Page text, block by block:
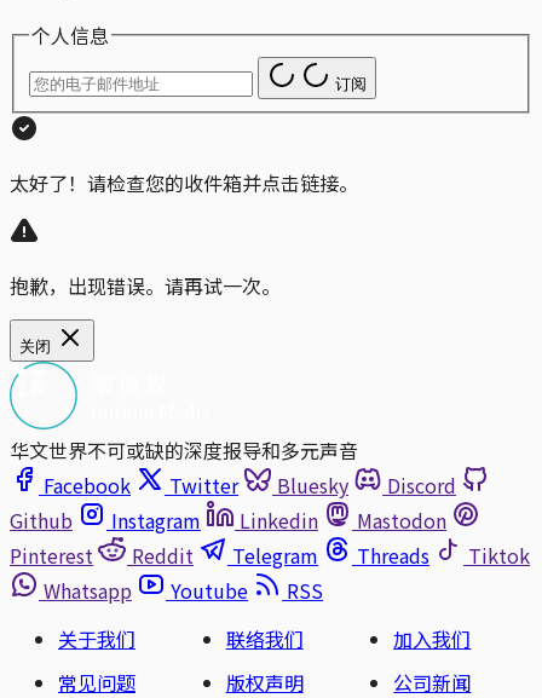
个人信息
订阅
太好了！请检查您的收件箱并点击链接。
抱歉，出现错误。请再试一次。
关闭
华文世界不可或缺的深度报导和多元声音
Facebook
Twitter Bluesky
Discord
Github
Instagram Linkedin
Mastodon
Pinterest
Reddit Telegram Threads
Tiktok
Whatsapp
Youtube
RSS
关于我们
联络我们
加入我们
常见问题
版权声明
公司新闻